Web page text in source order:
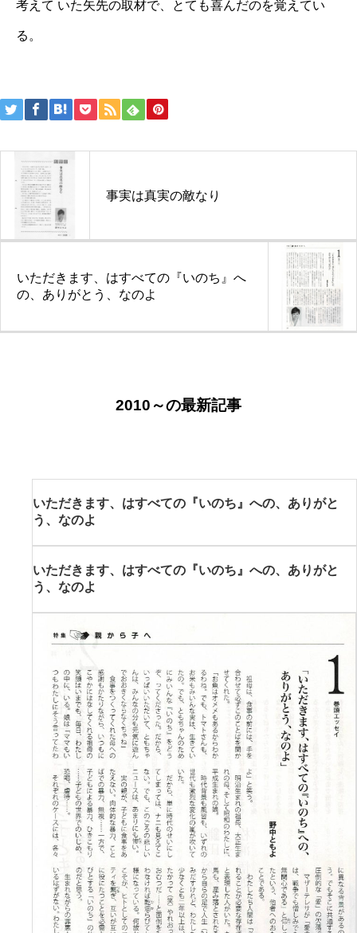
考えて いた矢先の取材で、とても喜んだのを覚えてい
る。
投
ビ
ゲ
ー
ョ
事実は真実の敵なり
いただきます、はすべての『いのち』へ
の、ありがとう、なのよ
2010～の最新記事
いただきます、はすべての『いのち』への、ありがと
う、なのよ
いただきます、はすべての『いのち』への、ありがと
う、なのよ